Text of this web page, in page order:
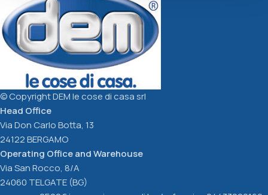
3,21€
Add To Cart
3,21
Add To Cart
© Copyright DEM le cose di casa srl
Head Office
Via Don Carlo Botta, 13
24122 BERGAMO
Operating Office and Warehouse
Via San Rocco, 8/A
24060 TELGATE (BG)